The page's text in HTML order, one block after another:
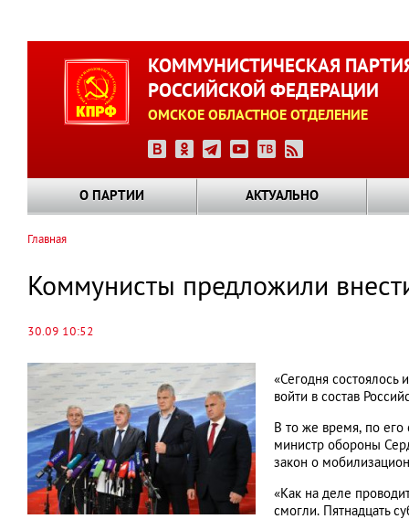
КОММУНИСТИЧЕСКАЯ
РОССИЙСКОЙ ФЕДЕРАЦИИ
ОМСКОЕ ОБЛАСТНОЕ ОТДЕЛЕНИЕ
О ПАРТИИ АКТУАЛЬНО
навигации
Главная
Коммунисты предложили
30.09 10:52
«Сегодня
войти в состав
В то же время, по
министр обороны
закон о
«Как на деле
смогли. Пятнадцать